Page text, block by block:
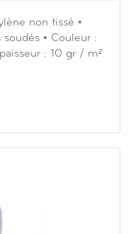
non tissé •
• Couleur :
: 10 gr / m²